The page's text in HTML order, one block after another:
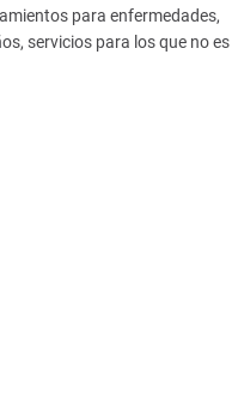
para enfermedades,
servicios para los que no es